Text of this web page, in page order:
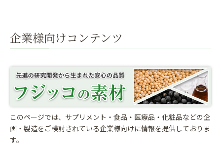
企業様向けコンテンツ
このページでは、サプリメント・食品・医療品・化粧品などの企
画・製造をご検討されている企業様向けに情報を提供しておりま
す。